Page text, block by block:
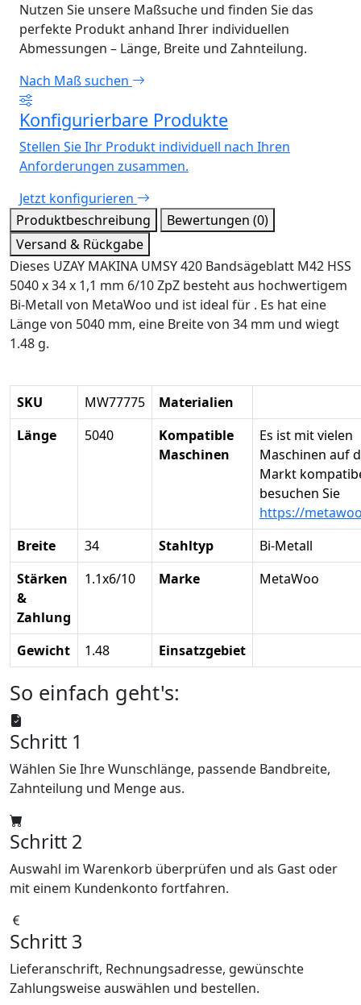
Nutzen Sie unsere Maßsuche und finden Sie das
perfekte Produkt anhand Ihrer individuellen
Abmessungen – Länge, Breite und Zahnteilung.
Nach Maß suchen
Konfigurierbare Produkte
Stellen Sie Ihr Produkt individuell nach Ihren
Anforderungen zusammen.
Jetzt konfigurieren
Produktbeschreibung
Bewertungen (0)
Versand & Rückgabe
Dieses UZAY MAKINA UMSY 420 Bandsägeblatt M42 HSS
5040 x 34 x 1,1 mm 6/10 ZpZ besteht aus hochwertigem
Bi-Metall von MetaWoo und ist ideal für . Es hat eine
Länge von 5040 mm, eine Breite von 34 mm und wiegt
1.48 g.
SKU MW77775
Materialien
Länge
5040
Kompatible
Maschinen
Es ist mit vielen
Maschinen auf
Markt
besuchen Sie
https://
Breite
34 Stahltyp
Bi-Metall
Stärken
&
Zahlung
1.1x6/10 Marke MetaWoo
Gewicht 1.48 Einsatzgebiet
So einfach geht's:
Schritt 1
Wählen Sie Ihre Wunschlänge, passende Bandbreite,
Zahnteilung und Menge aus.
Schritt 2
Auswahl im Warenkorb überprüfen und als Gast oder
mit einem Kundenkonto fortfahren.
Schritt 3
Lieferanschrift, Rechnungsadresse, gewünschte
Zahlungsweise auswählen und bestellen.